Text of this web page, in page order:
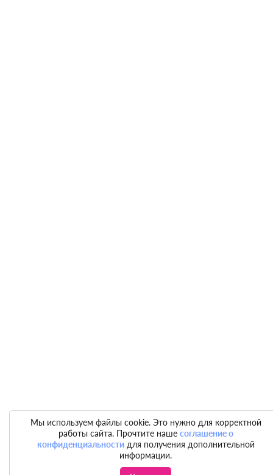
Мы используем файлы cookie. Это нужно для корректной
работы сайта. Прочтите наше соглашение о
конфиденциальностидля получения дополнительной
информации.